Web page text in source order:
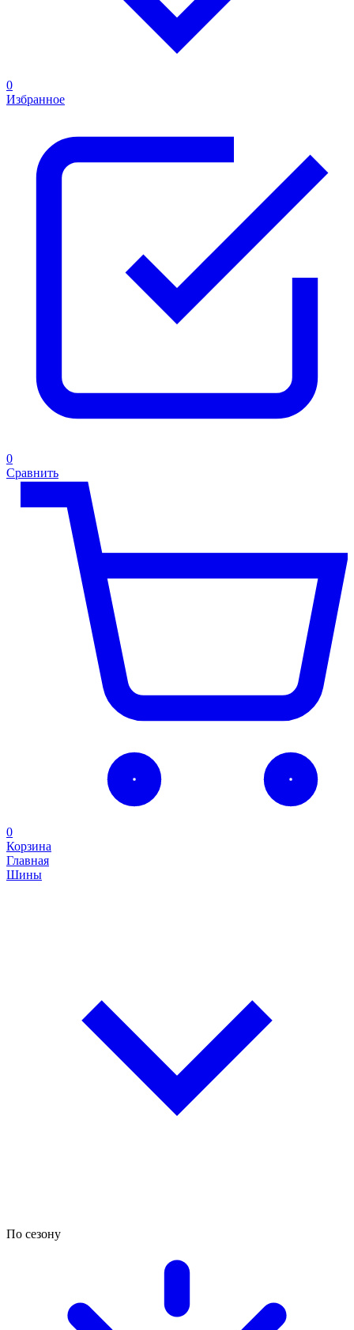
0
Избранное
0
Сравнить
0
Корзина
Главная
Шины
По сезону